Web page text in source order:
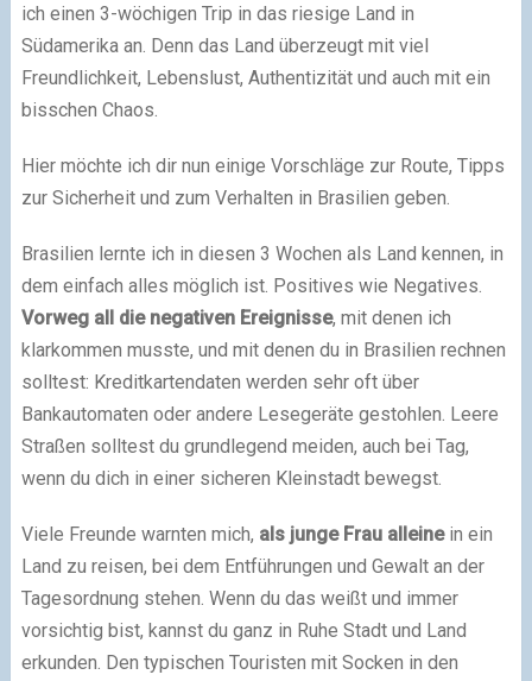
ich einen 3-wöchigen Trip in das riesige Land in
Südamerika an. Denn das Land überzeugt mit viel
Freundlichkeit, Lebenslust, Authentizität und auch mit ein
bisschen Chaos.
Hier möchte ich dir nun einige Vorschläge zur Route, Tipps
zur Sicherheit und zum Verhalten in Brasilien geben.
Brasilien lernte ich in diesen 3 Wochen als Land kennen, in
dem einfach alles möglich ist. Positives wie Negatives.
Vorweg all die negativen Ereignisse, mit denen ich
klarkommen musste, und mit denen du in Brasilien rechnen
solltest: Kreditkartendaten werden sehr oft über
Bankautomaten oder andere Lesegeräte gestohlen. Leere
Straßen solltest du grundlegend meiden, auch bei Tag,
wenn du dich in einer sicheren Kleinstadt bewegst.
Viele Freunde warnten mich, als junge Frau alleinein ein
Land zu reisen, bei dem Entführungen und Gewalt an der
Tagesordnung stehen. Wenn du das weißt und immer
vorsichtig bist, kannst du ganz in Ruhe Stadt und Land
erkunden. Den typischen Touristen mit Socken in den